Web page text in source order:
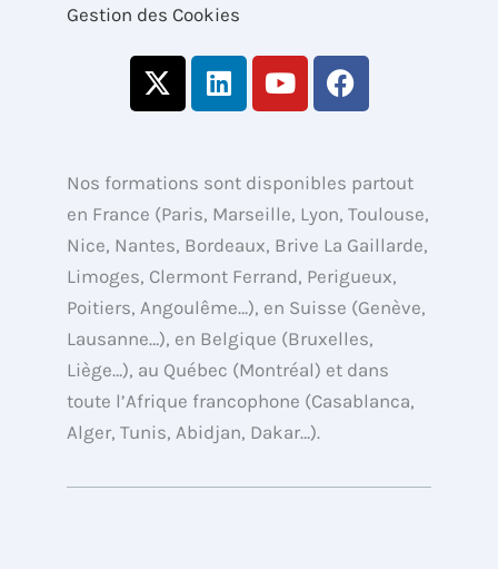
Gestion des Cookies
X
-
i
t
t
e
r
L
i
e
d
i
n
Y
o
u
b
e
F
a
b
o
o
k
Nos formations sont disponibles partout
en France (Paris, Marseille, Lyon, Toulouse,
Nice, Nantes, Bordeaux, Brive La Gaillarde,
Limoges, Clermont Ferrand, Perigueux,
Poitiers, Angoulême…), en Suisse (Genève,
Lausanne…), en Belgique (Bruxelles,
Liège…), au Québec (Montréal) et dans
toute l’Afrique francophone (Casablanca,
Alger, Tunis, Abidjan, Dakar…).